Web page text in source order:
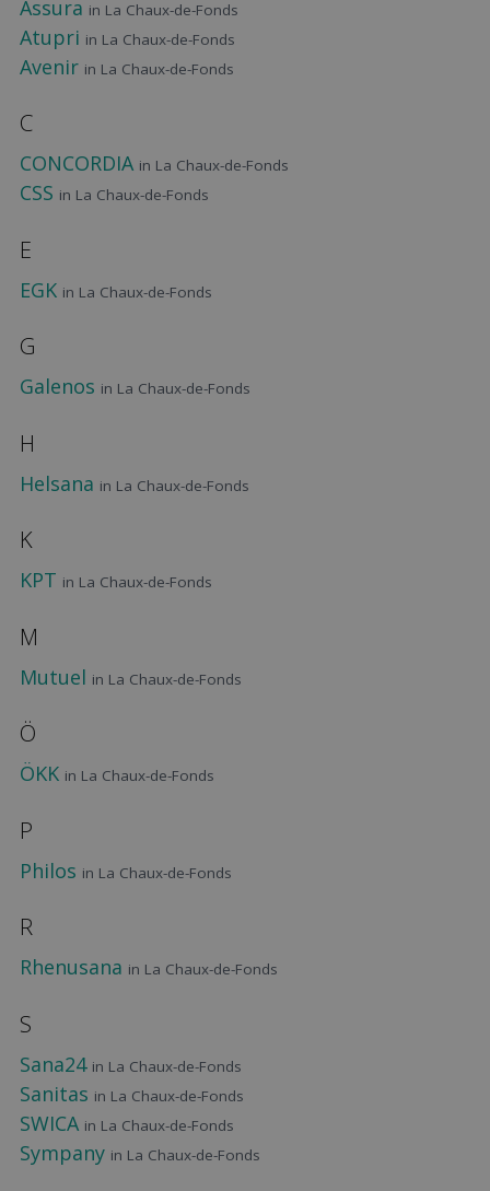
Assura in La Chaux-de-Fonds
Atupri in La Chaux-de-Fonds
Avenir in La Chaux-de-Fonds
C
CONCORDIA in La Chaux-de-Fonds
CSS in La Chaux-de-Fonds
E
EGK in La Chaux-de-Fonds
G
Galenos in La Chaux-de-Fonds
H
Helsana in La Chaux-de-Fonds
K
KPT in La Chaux-de-Fonds
M
Mutuel in La Chaux-de-Fonds
Ö
ÖKK in La Chaux-de-Fonds
P
Philos in La Chaux-de-Fonds
R
Rhenusana in La Chaux-de-Fonds
S
Sana24 in La Chaux-de-Fonds
Sanitas in La Chaux-de-Fonds
SWICA in La Chaux-de-Fonds
Sympany in La Chaux-de-Fonds